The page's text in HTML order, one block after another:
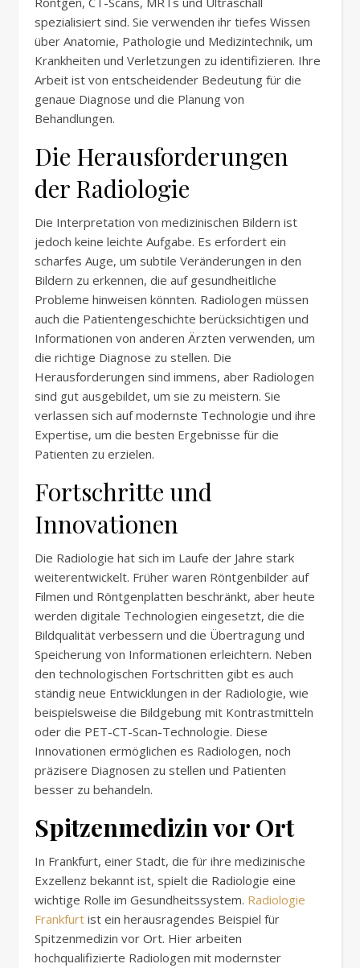
spezialisiert sind. Sie verwenden ihr tiefes Wissen
über Anatomie, Pathologie und Medizintechnik, um
Krankheiten und Verletzungen zu identifizieren. Ihre
Arbeit ist von entscheidender Bedeutung für die
genaue Diagnose und die Planung von
Behandlungen.
Die Herausforderungen
der Radiologie
Die Interpretation von medizinischen Bildern ist
jedoch keine leichte Aufgabe. Es erfordert ein
scharfes Auge, um subtile Veränderungen in den
Bildern zu erkennen, die auf gesundheitliche
Probleme hinweisen könnten. Radiologen müssen
auch die Patientengeschichte berücksichtigen und
Informationen von anderen Ärzten verwenden, um
die richtige Diagnose zu stellen. Die
Herausforderungen sind immens, aber Radiologen
sind gut ausgebildet, um sie zu meistern. Sie
verlassen sich auf modernste Technologie und ihre
Expertise, um die besten Ergebnisse für die
Patienten zu erzielen.
Fortschritte und
Innovationen
Die Radiologie hat sich im Laufe der Jahre stark
weiterentwickelt. Früher waren Röntgenbilder auf
Filmen und Röntgenplatten beschränkt, aber heute
werden digitale Technologien eingesetzt, die die
Bildqualität verbessern und die Übertragung und
Speicherung von Informationen erleichtern. Neben
den technologischen Fortschritten gibt es auch
ständig neue Entwicklungen in der Radiologie, wie
beispielsweise die Bildgebung mit Kontrastmitteln
oder die PET-CT-Scan-Technologie. Diese
Innovationen ermöglichen es Radiologen, noch
präzisere Diagnosen zu stellen und Patienten
besser zu behandeln.
Spitzenmedizin vor Ort
In Frankfurt, einer Stadt, die für ihre medizinische
Exzellenz bekannt ist, spielt die Radiologie eine
wichtige Rolle im Gesundheitssystem. Radiologie
Frankfurt ist ein herausragendes Beispiel für
Spitzenmedizin vor Ort. Hier arbeiten
hochqualifizierte Radiologen mit modernster